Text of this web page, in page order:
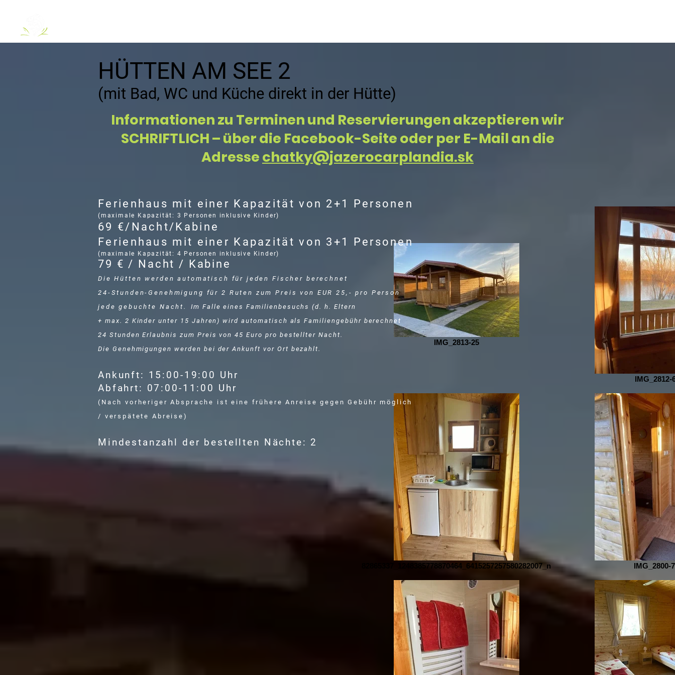
HÜTTEN AM SEE 2
(mit Bad, WC und Küche direkt in der Hütte)
Informationen zu Terminen und Reservierungen akzeptieren wir
SCHRIFTLICH – über die Facebook-Seite oder per E-Mail an die
Adressechatky@jazerocarplandia.sk
IMG_2813-25
IMG_2812-
82865337_1248385778870464_6415257257580282007_n IMG_2800-
Ferienhaus mit einer Kapazität von 2+1 Personen
(maximale Kapazität: 3 Personen inklusive Kinder)
69 €/Nacht/Kabine
Ferienhaus mit einer Kapazität von 3+1 Personen
(maximale Kapazität: 4 Personen inklusive Kinder)
79 € / Nacht / Kabine
Die Hütten werden automatisch für jeden Fischer berechnet
24-Stunden-Genehmigung für 2 Ruten zum Preis von EUR 25,- pro Person
jede gebuchte Nacht.
Im Falle eines Familienbesuchs (d. h. Eltern
+ max. 2 Kinder unter 15 Jahren) wird automatisch als Familiengebühr berechnet
24 Stunden Erlaubnis zum Preis von 45 Euro pro bestellter Nacht.
Die Genehmigungen werden bei der Ankunft vor Ort bezahlt.
Ankunft: 15:00-19:00 Uhr
Abfahrt: 07:00-11:00 Uhr
(Nach vorheriger Absprache ist eine frühere Anreise gegen Gebühr möglich
/ verspätete Abreise)
Mindestanzahl der bestellten Nächte: 2